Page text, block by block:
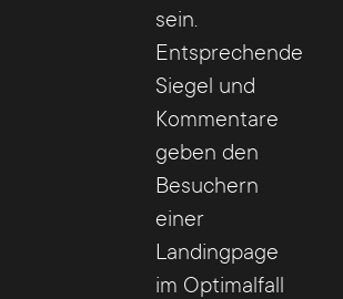
sein.
Entsprechende
Siegel und
Kommentare
geben den
Besuchern
einer
Landingpage
im Optimalfall